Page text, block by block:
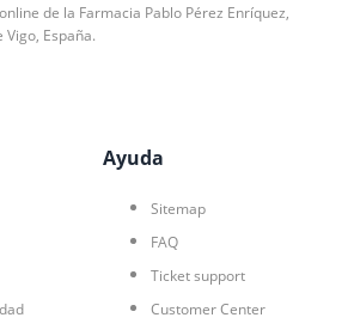
de la Farmacia Pablo Pérez Enríquez,
España.
Ayuda
Sitemap
FAQ
Ticket support
Customer Center